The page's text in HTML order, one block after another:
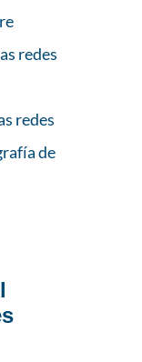
redes
redes
de